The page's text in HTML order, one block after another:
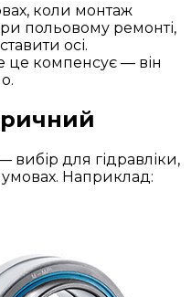
коли монтаж
польовому ремонті,
осі.
компенсує — він
для гідравліки,
Наприклад: